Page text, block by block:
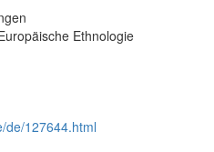
Ethnologie
de/127644.html